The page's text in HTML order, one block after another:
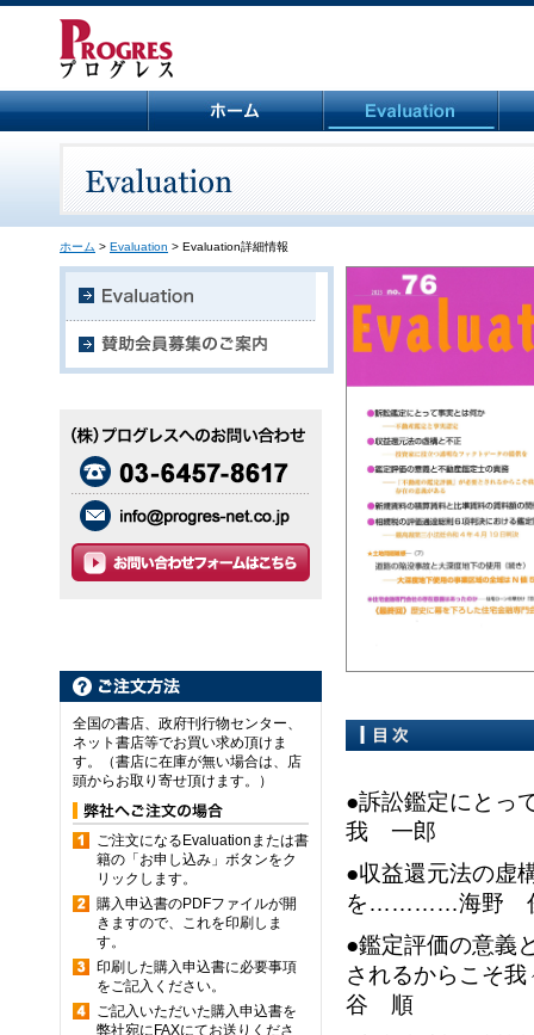
ホーム > Evaluation > Evaluation詳細情報
全国の書店、政府刊行物センター、
ネット書店等でお買い求め頂けま
す。（書店に在庫が無い場合は、店
頭からお取り寄せ頂けます。）
ご注文になるEvaluationまたは書
籍の「お申し込み」ボタンをク
リックします。
購入申込書のPDFファイルが開
きますので、これを印刷しま
す。
印刷した購入申込書に必要事項
をご記入ください。
ご記入いただいた購入申込書を
弊社宛にFAXにてお送りくださ
●訴訟鑑定にと
我 一郎
●収益還元法の虚
を…………海野
●鑑定評価の意義
されるからこそ
谷 順